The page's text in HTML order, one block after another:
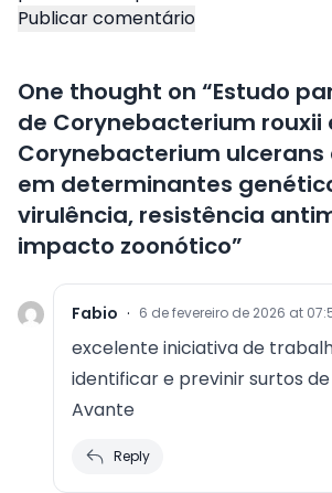
One thought on “Estudo
de Corynebacterium rouxii
Corynebacterium ulcerans
em determinantes
virulência, resistência
impacto zoonótico”
Fabio · 6 de fevereiro de 2026 at
excelente iniciativa de
identificar e previnir surtos de
Avante
Reply